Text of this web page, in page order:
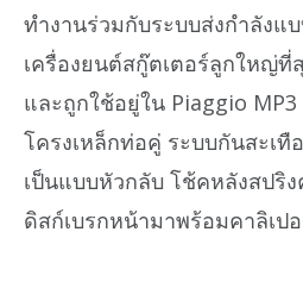
ทำงานร่วมกับระบบส่งกำลังแบ
เครื่องยนต์สกู๊ตเตอร์ลูกใหญ่ที่
และถูกใช้อยู่ใน Piaggio
โครงเหล็กท่อคู่ ระบบกันสะเ
เป็นแบบหัวกลับ โช้คหลังสปริ
ดิสก์เบรกหน้ามาพร้อมคาลิเป